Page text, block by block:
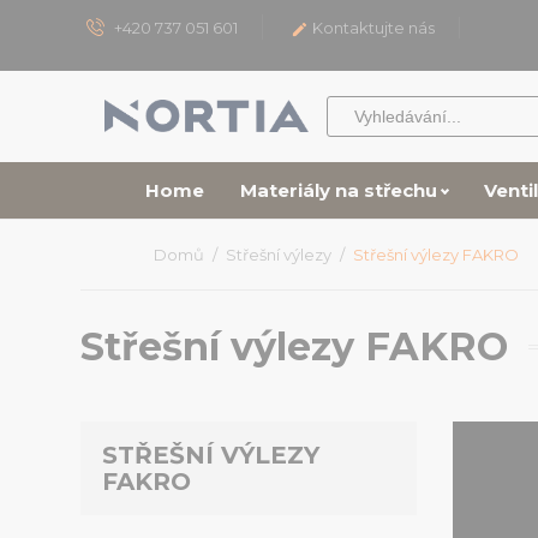
+420 737 051 601  Kontaktujte nás
Home Materiály na střechu
Domů Střešní výlezy Střešní výlezy FAKRO
Střešní výlezy FAKRO
STŘEŠNÍ VÝLEZY
FAKRO